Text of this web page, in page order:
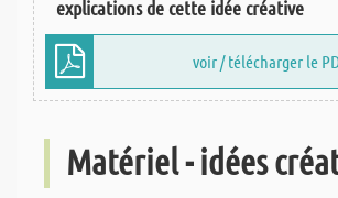
explications de cette idée créative
voir / télécharger le
Matériel - idées